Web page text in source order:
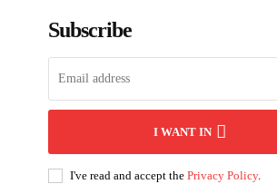
Subscribe
I WANT IN
I've read and accept thePrivacy Policy.